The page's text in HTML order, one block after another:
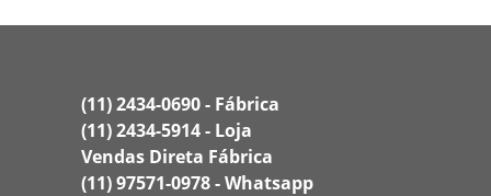
(11) 2434-0690 - Fábrica
(11) 2434-5914 - Loja
Vendas Direta Fábrica
(11) 97571-0978 - Whatsapp